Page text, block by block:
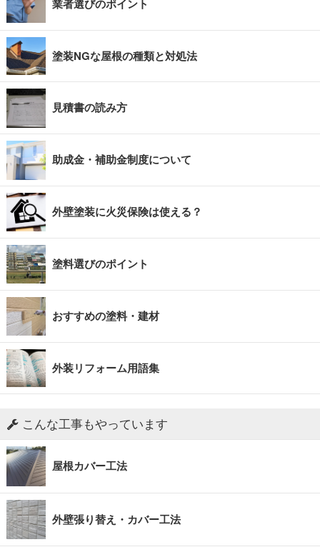
業者選びのポイント
塗装NGな屋根の種類と対処法
見積書の読み方
助成金・補助金制度について
外壁塗装に火災保険は使える？
塗料選びのポイント
おすすめの塗料・建材
外装リフォーム用語集
こんな工事もやっています
屋根カバー工法
外壁張り替え・カバー工法